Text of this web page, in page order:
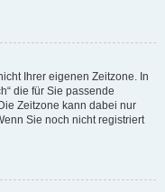
Ihrer eigenen Zeitzone. In
die für Sie passende
Zeitzone kann dabei nur
Sie noch nicht registriert